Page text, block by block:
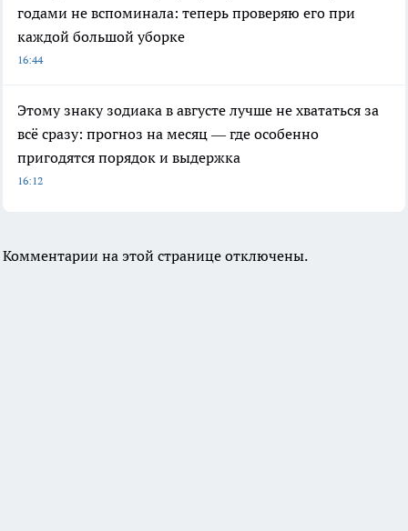
годами не вспоминала: теперь проверяю его при
каждой большой уборке
16:44
Этому знаку зодиака в августе лучше не хвататься за
всё сразу: прогноз на месяц — где особенно
пригодятся порядок и выдержка
16:12
Комментарии на этой странице отключены.